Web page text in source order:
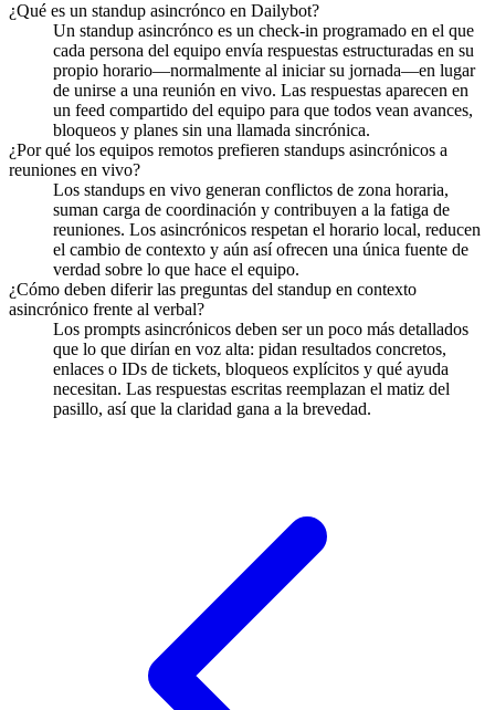
¿Qué es un standup asincrónco en Dailybot?
Un standup asincrónco es un check-in programado en el que
cada persona del equipo envía respuestas estructuradas en su
propio horario—normalmente al iniciar su jornada—en lugar
de unirse a una reunión en vivo. Las respuestas aparecen en
un feed compartido del equipo para que todos vean avances,
bloqueos y planes sin una llamada sincrónica.
¿Por qué los equipos remotos prefieren standups asincrónicos a
reuniones en vivo?
Los standups en vivo generan conflictos de zona horaria,
suman carga de coordinación y contribuyen a la fatiga de
reuniones. Los asincrónicos respetan el horario local, reducen
el cambio de contexto y aún así ofrecen una única fuente de
verdad sobre lo que hace el equipo.
¿Cómo deben diferir las preguntas del standup en contexto
asincrónico frente al verbal?
Los prompts asincrónicos deben ser un poco más detallados
que lo que dirían en voz alta: pidan resultados concretos,
enlaces o IDs de tickets, bloqueos explícitos y qué ayuda
necesitan. Las respuestas escritas reemplazan el matiz del
pasillo, así que la claridad gana a la brevedad.